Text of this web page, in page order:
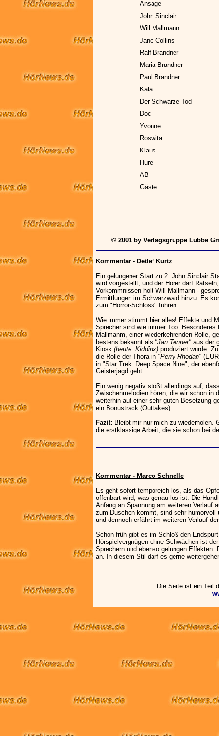
Ansage
John Sinclair
Will Mallmann
Jane Collins
Ralf Brandner
Maria Brandner
Paul Brandner
Kala
Der Schwarze Tod
Doc
Yvonne
Roswita
Klaus
Hure
AB
Gäste
© 2001 by Verlagsgruppe Lübbe
Kommentar - Detlef Kurtz
Ein gelungener Start zu 2. John Sinclair
wird vorgestellt, und der Hörer darf
Vorkommnissen holt Will Mallmann -
Ermittlungen im Schwarzwald hinzu. Es
zum "Horror-Schloss" führen.
Wie immer stimmt hier alles! Effekte und
Sprecher sind wie immer Top.
Mallmanm, einer wiederkehrenden Rolle,
bestens bekannt als "Jan Tenner" aus der
Kiosk (heute: Kiddinx) produziert wurde.
die Rolle der Thora in "Perry Rhodan"
in "Star Trek: Deep Space Nine", der
Geisterjagd geht.
Ein wenig negativ stößt allerdings auf,
Zwischenmelodien hören, die wir schon in
weiterhin auf einer sehr guten Besetzung
ein Bonustrack (Outtakes).
Fazit: Bleibt mir nur mich zu wiederholen.
die erstklassige Arbeit, die sie schon bei
Kommentar - Marco Schnelle
Es geht sofort temporeich los, als das
offenbart wird, was genau los ist. Die
Anfang an Spannung am weiteren Verlauf
zum Duschen kommt, sind sehr humorvoll
und dennoch erfährt im weiteren Verlauf
Schon früh gibt es im Schloß den
Hörspielvergnügen ohne Schwächen ist
Sprechern und ebenso gelungen Effekten.
an. In diesem Stil darf es gerne
Die Seite ist ein Teil